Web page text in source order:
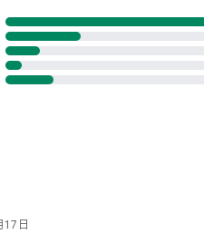
間由 Google 相簿、Gmail 和
17日